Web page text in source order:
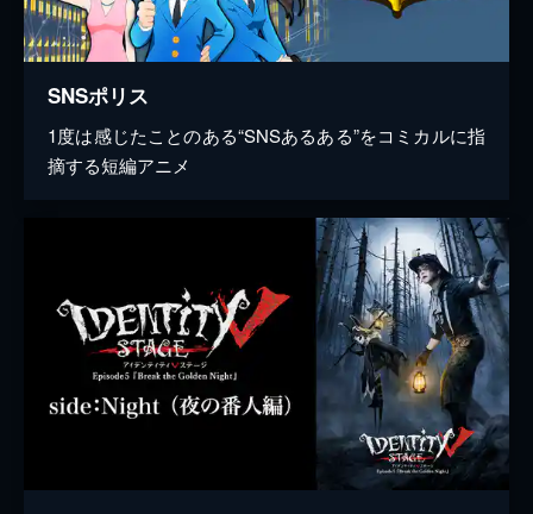
SNSポリス
1度は感じたことのある“SNSあるある”をコミカルに指
摘する短編アニメ